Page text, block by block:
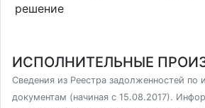
решение
ИСПОЛНИТЕЛЬНЫЕ
Сведения из Реестра задолженностей по
документам (начиная с 15.08.2017).